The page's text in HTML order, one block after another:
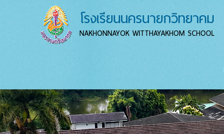
โรงเรียนนครนายกวิทยาคม
NAKHONNAYOK WITTHAYAKHOM SCHOOL